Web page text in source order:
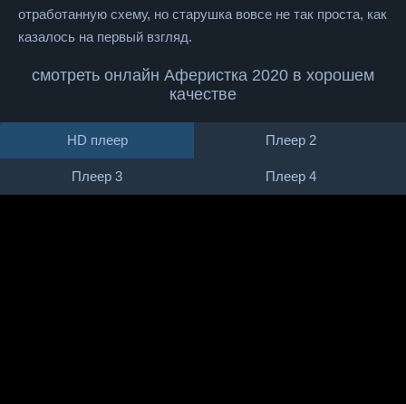
отработанную схему, но старушка вовсе не так проста, как
казалось на первый взгляд.
смотреть онлайн Аферистка 2020 в хорошем
качестве
HD плеер Плеер 2
Плеер 3 Плеер 4